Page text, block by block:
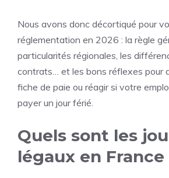
Nous avons donc décortiqué pour
réglementation en 2026 : la règle
particularités régionales, les
contrats… et les bons réflexes pour
fiche de paie ou réagir si votre
payer un jour férié.
Quels sont les
légaux en France